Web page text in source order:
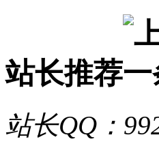
站长推荐
站长QQ：